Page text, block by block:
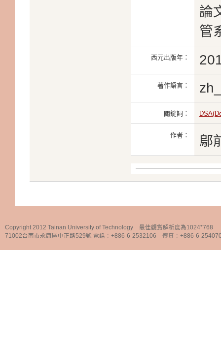
論
管
西元出版年：
著作語言：
關鍵詞：
作者： 鄔
Copyright 2012 Tainan University of Technology 最佳觀賞解析度為1024*768
71002台南市永康區中正路529號 電話：+886-6-2532106 傳真：+886-6-